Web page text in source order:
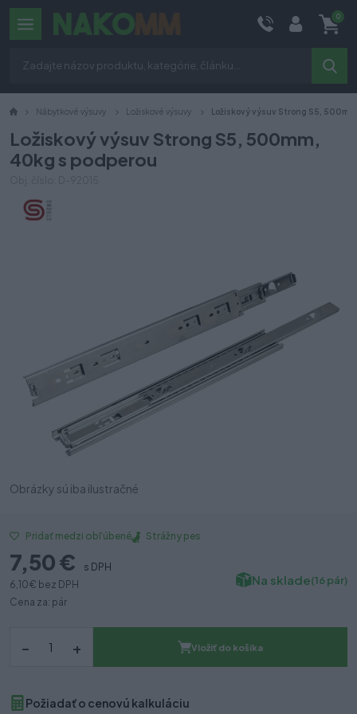
0
Nábytkové výsuvy Ložiskové výsuvy Ložiskový výsuv Strong S5,
Ložiskový výsuv Strong S5, 500mm,
40kg s podperou
Obrázky sú iba ilustračné
Pridať medzi obľúbené Strážny pes
7,50 €
s DPH
6,10 € bez DPH
Cena za: pár
Na sklade(16 pár)
– + Vložiť do košíka
Požiadať o cenovú kalkuláciu